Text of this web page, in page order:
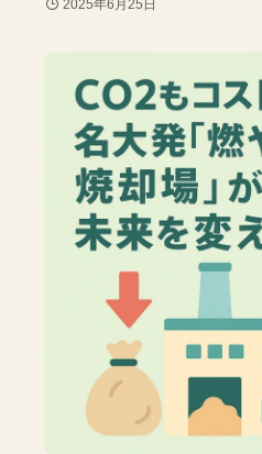
2025年6月25日